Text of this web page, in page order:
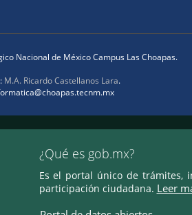
Nacional de México Campus Las Choapas.
M.A. Ricardo Castellanos Lara.
¿Qué es gob.mx?
Es el portal único de trámites,
participación ciudadana. Leer